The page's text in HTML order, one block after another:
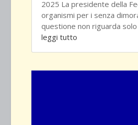
2025 La presidente della
organismi per i senza
questione non riguarda solo
leggi tutto